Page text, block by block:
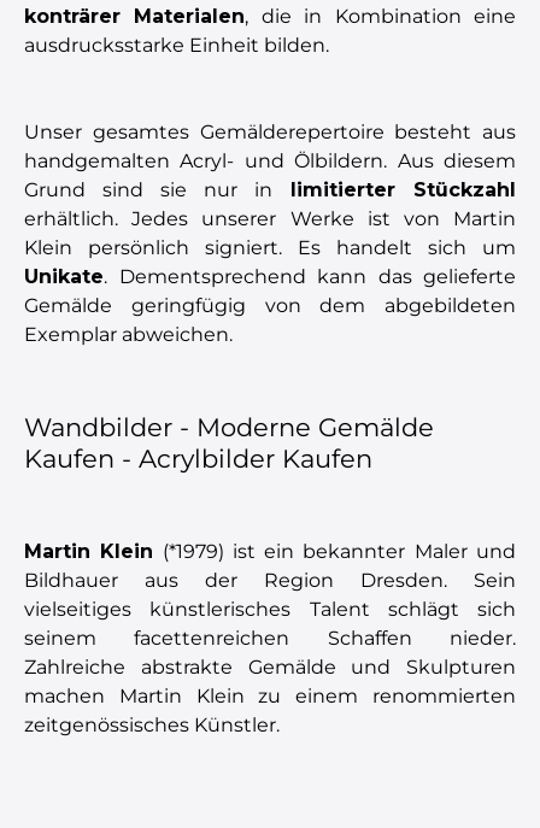
konträrer Materialen, die in Kombination eine
ausdrucksstarke Einheit bilden.
Unser gesamtes Gemälderepertoire besteht aus
handgemalten Acryl- und Ölbildern. Aus diesem
Grund sind sie nur in limitierter Stückzahl
erhältlich. Jedes unserer Werke ist von Martin
Klein persönlich signiert. Es handelt sich um
Unikate. Dementsprechend kann das gelieferte
Gemälde geringfügig von dem abgebildeten
Exemplar abweichen.
Wandbilder - Moderne Gemälde
Kaufen - Acrylbilder Kaufen
Martin Klein (*1979) ist ein bekannter Maler und
Bildhauer aus der Region Dresden. Sein
vielseitiges künstlerisches Talent schlägt sich
seinem facettenreichen Schaffen nieder.
Zahlreiche abstrakte Gemälde und Skulpturen
machen Martin Klein zu einem renommierten
zeitgenössisches Künstler.